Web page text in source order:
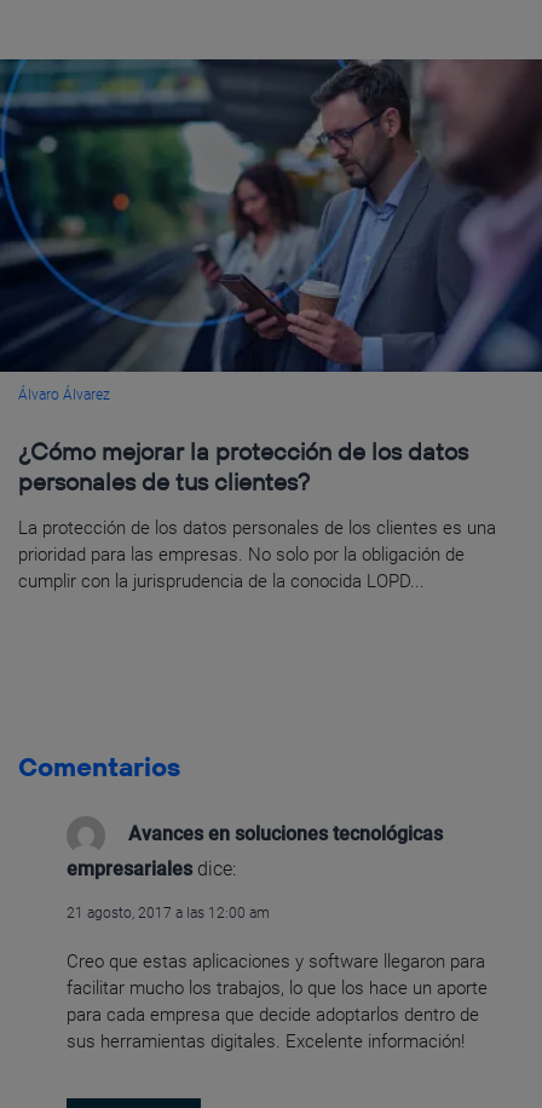
Álvaro Álvarez
¿Cómo mejorar la protección de los datos
personales de tus clientes?
La protección de los datos personales de los clientes es una
prioridad para las empresas. No solo por la obligación de
cumplir con la jurisprudencia de la conocida LOPD...
Comentarios
Avances en soluciones tecnológicas
empresariales dice:
21 agosto, 2017 a las 12:00 am
Creo que estas aplicaciones y software llegaron para
facilitar mucho los trabajos, lo que los hace un aporte
para cada empresa que decide adoptarlos dentro de
sus herramientas digitales. Excelente información!